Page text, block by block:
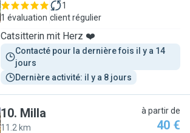
1 évaluation
1
client régulier
Catsitterin mit Herz ❤️
Contacté pour la dernière fois il y a 14
jours
Dernière activité: il y a 8 jours
10. Milla
11.2 km
à partir de
40 €